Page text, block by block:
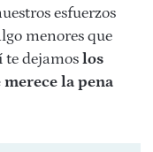
esfuerzos
menores que
te dejamos los
la pena